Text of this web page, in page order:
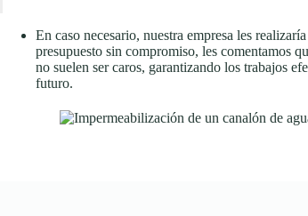
En caso necesario, nuestra empresa les
presupuesto sin compromiso, les comentamos
no suelen ser caros, garantizando los trabajos
futuro.